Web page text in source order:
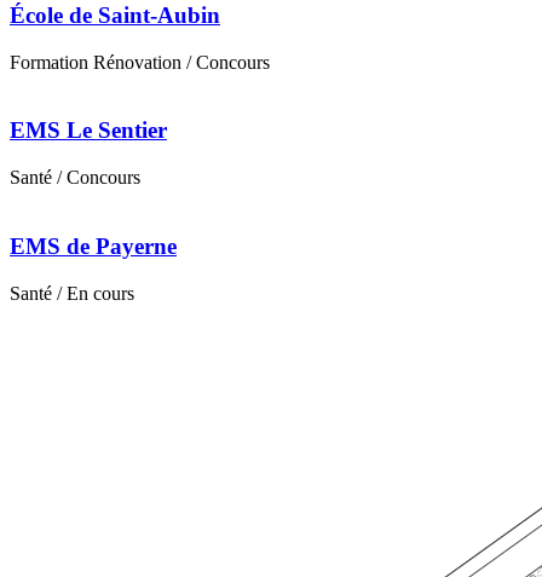
École de Saint-Aubin
Formation Rénovation / Concours
EMS Le Sentier
Santé / Concours
EMS de Payerne
Santé / En cours